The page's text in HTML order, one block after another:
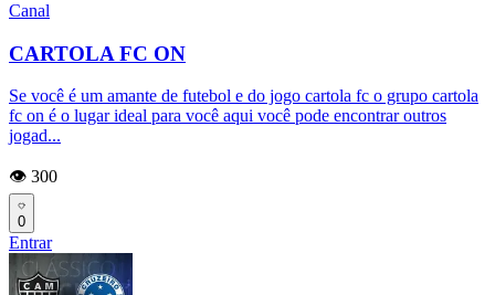
Canal
CARTOLA FC ON
Se você é um amante de futebol e do jogo cartola fc o grupo cartola
fc on é o lugar ideal para você aqui você pode encontrar outros
jogad...
👁️ 300
0
Entrar